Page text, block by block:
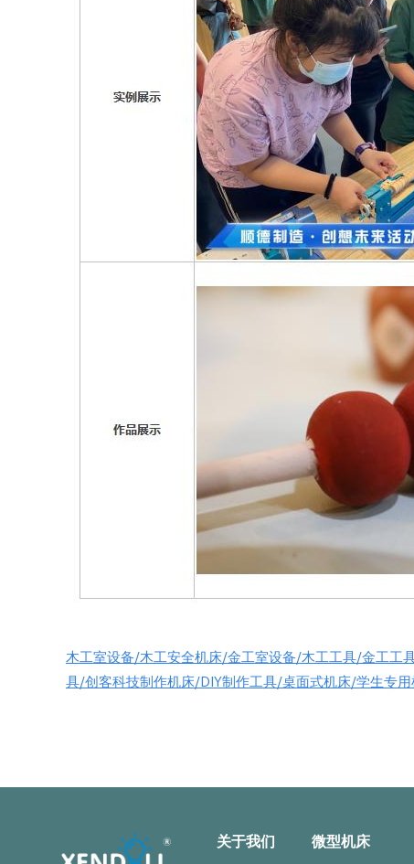
木工室设备/木工安全机床/金工室设备/木工工具/金工工
具/创客科技制作机床/DIY制作工具/桌面式机床/学生专
关于我们 微型机床